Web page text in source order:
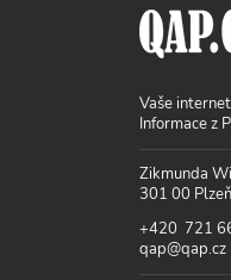
Vaše
Informace z
Zikmunda
301 00 Plzeň
+420 721
qap@qap.cz